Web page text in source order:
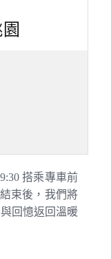
搭乘專車前
束後，我們將
回憶返回溫暖